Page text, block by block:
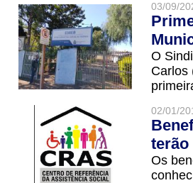
03/09/
O
Carlos
02/01/
terão
Os